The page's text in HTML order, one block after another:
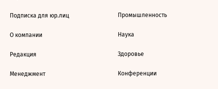
Подписка для юр.лиц
О компании
Редакция
Менеджмент
Промышленность
Наука
Здоровье
Конференции